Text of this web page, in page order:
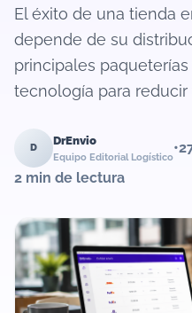
El éxito de una tienda
depende de su
principales
tecnología para
D
DrEnvio
Equipo Editorial Logístico
•
2 min de lectura